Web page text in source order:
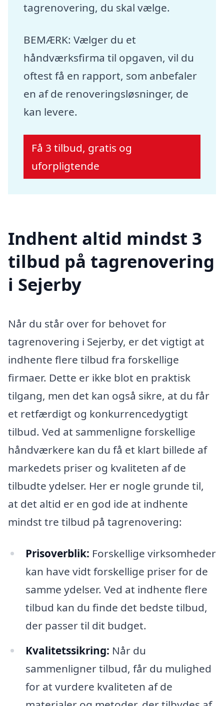
tagrenovering, du skal vælge.
BEMÆRK: Vælger du et
håndværksfirma til opgaven, vil du
oftest få en rapport, som anbefaler
en af de renoveringsløsninger, de
kan levere.
Få 3 tilbud, gratis og
uforpligtende
Indhent altid mindst 3
tilbud på tagrenovering
i Sejerby
Når du står over for behovet for
tagrenovering i Sejerby, er det vigtigt at
indhente flere tilbud fra forskellige
firmaer. Dette er ikke blot en praktisk
tilgang, men det kan også sikre, at du får
et retfærdigt og konkurrencedygtigt
tilbud. Ved at sammenligne forskellige
håndværkere kan du få et klart billede af
markedets priser og kvaliteten af de
tilbudte ydelser. Her er nogle grunde til,
at det altid er en god ide at indhente
mindst tre tilbud på tagrenovering:
Prisoverblik: Forskellige virksomheder
kan have vidt forskellige priser for de
samme ydelser. Ved at indhente flere
tilbud kan du finde det bedste tilbud,
der passer til dit budget.
Kvalitetssikring: Når du
sammenligner tilbud, får du mulighed
for at vurdere kvaliteten af de